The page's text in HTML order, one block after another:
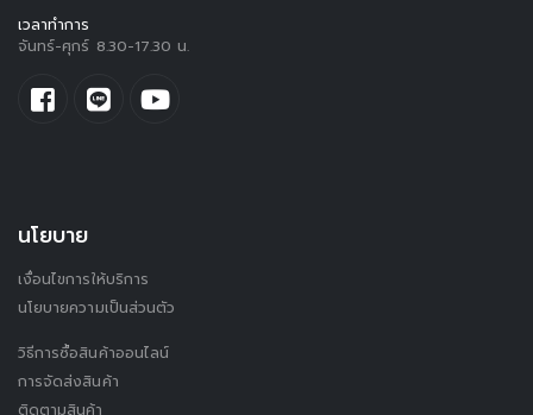
เวลาทำการ
จันทร์-ศุกร์ 8.30-17.30 น.
นโยบาย
เงื่อนไขการให้บริการ
นโยบายความเป็นส่วนตัว
วิธีการซื้อสินค้าออนไลน์
การจัดส่งสินค้า
ติดตามสินค้า